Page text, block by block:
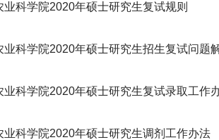
业科学院2020年硕士研究生复试规则
业科学院2020年硕士研究生招生复试问题
业科学院2020年硕士研究生复试录取工作
业科学院2020年硕士研究生调剂工作办法